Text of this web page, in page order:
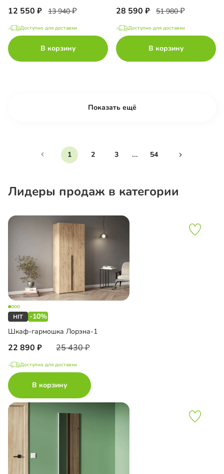
12 550 13 940
Доступно для доставки
В корзину
28 590 51 980
Доступно для доставки
В корзину
Показать ещё
1 2 3 ... 54
Лидеры продаж в категории
-10%
Шкаф-гармошка Лорэна-1
22 890 25 430
Доступно для доставки
В корзину